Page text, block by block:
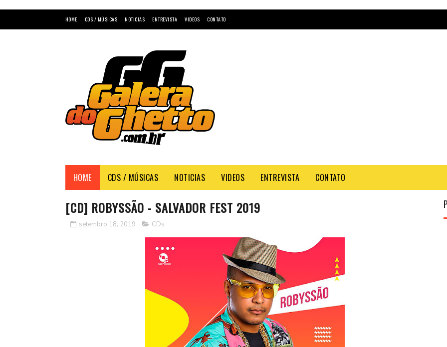
HOME CDS / MÚSICAS NOTICIAS ENTREVISTA VIDEOS CONTATO
HOME CDS / MÚSICAS NOTICIAS VIDEOS ENTREVISTA CONTATO
[CD] ROBYSSÃO - SALVADOR FEST 2019
setembro 18, 2019 CDs